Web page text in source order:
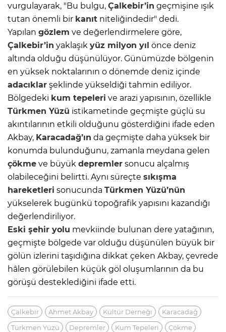
vurgulayarak, "Bu bulgu, Çalkebir’in geçmişine ışık
tutan önemli bir kanıt niteliğindedir" dedi.
Yapılan gözlem ve değerlendirmelere göre,
Çalkebir’in yaklaşık yüz milyon yıl önce deniz
altında olduğu düşünülüyor. Günümüzde bölgenin
en yüksek noktalarının o dönemde deniz içinde
adacıklar şeklinde yükseldiği tahmin ediliyor.
Bölgedeki kum tepeleri ve arazi yapısının, özellikle
Türkmen Yüzü istikametinde geçmişte güçlü su
akıntılarının etkili olduğunu gösterdiğini ifade eden
Akbay, Karacadağ’ın da geçmişte daha yüksek bir
konumda bulunduğunu, zamanla meydana gelen
çökme ve büyük depremler sonucu alçalmış
olabileceğini belirtti. Aynı süreçte sıkışma
hareketleri sonucunda Türkmen Yüzü’nün
yükselerek bugünkü topoğrafik yapısını kazandığı
değerlendiriliyor.
Eski şehir yolu mevkiinde bulunan dere yatağının,
geçmişte bölgede var olduğu düşünülen büyük bir
gölün izlerini taşıdığına dikkat çeken Akbay, çevrede
hâlen görülebilen küçük göl oluşumlarının da bu
görüşü desteklediğini ifade etti.
Çalkebir Ahmet Akbay Kültür Derneği
Karacadağ
Türkmen Yüzü
Depremler Kum Tepeleri
Çökme